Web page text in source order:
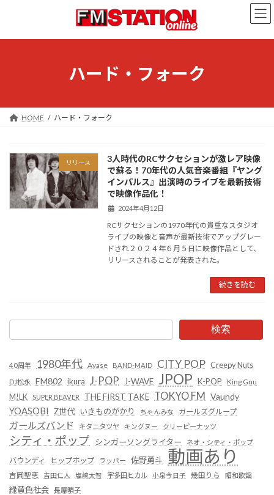
ン
ー
ハード・フォーク
HOME ハード・フォーク
リリース
3人時代のRCサクセションが激レア映像
で蘇る！70年代の人気音楽番組『ヤング
インパルス』出演時のライブを最新技術
で映像作品化！
2024年4月12日
RCサクセションの1970年代の貴重なスタジオ
ライブの映像と音声が最新技術でアップグレー
ドされ２０２４年６月５日に映像作品として、
リリースされることが発表された。
続きを読む
検索
40周年 1980年代 Ayase BAND-MAID CITY POP Creepy Nuts
DJ松永 FM802 ikura J-POP J-WAVE JPOP K-POP
King Gnu
M!LK
SUPER BEAVER THE FIRST TAKE TOKYO FM Vaundy
YOASOBI Z世代 いきものがかり ちゃんみな ガールズグループ
ガールズバンド キタニタツヤ キングヌー クリーピーナッツ
シティ・ポップ シンガーソングライター ネオ・シティ・ポップ
バウンディ ヒップホップ ラッパー 佐野勇斗 動画あり
吉岡聖恵 吉田仁人 塩﨑太智 宇多田ヒカル 小泉今日子 幾田りら 昭和歌謡
緑黄色社会 長屋晴子